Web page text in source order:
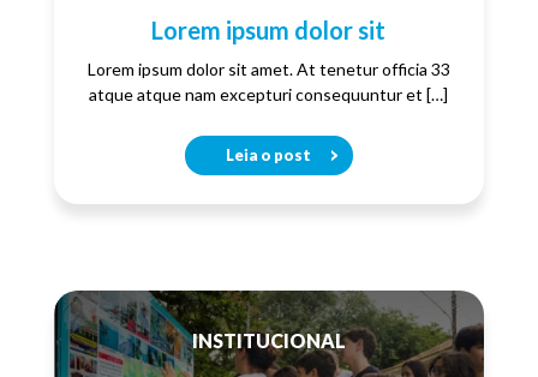
Lorem ipsum dolor sit
Lorem ipsum dolor sit amet. At tenetur officia 33
atque atque nam excepturi consequuntur et […]
Leia o post
INSTITUCIONAL